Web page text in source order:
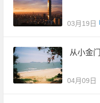
03月19日
从小金
04月09日